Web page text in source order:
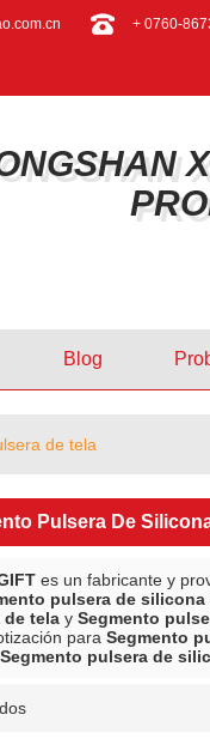
+ 0760-
Blog
de tela
Pulsera De
es un fabricante y
pulsera de
de tela y Segmento
para Segmento
Segmento pulsera de